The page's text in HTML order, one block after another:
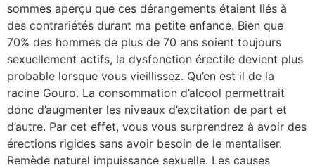
sommes aperçu que ces dérangements étaient liés à
des contrariétés durant ma petite enfance. Bien que
70% des hommes de plus de 70 ans soient toujours
sexuellement actifs, la dysfonction érectile devient plus
probable lorsque vous vieillissez. Qu’en est il de la
racine Gouro. La consommation d’alcool permettrait
donc d’augmenter les niveaux d’excitation de part et
d’autre. Par cet effet, vous vous surprendrez à avoir des
érections rigides sans avoir besoin de le mentaliser.
Remède naturel impuissance sexuelle. Les causes